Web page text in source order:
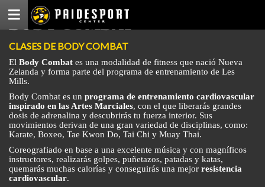
Menú
BODY COMBAT
CLASES DE BODY COMBAT
El Body Combat es una modalidad de fitness que nació Nueva
Zelanda y forma parte del programa de entrenamiento de Les
Mills.
Body Combat es un programa de entrenamiento cardiovascular
inspirado en las Artes Marciales, con el que liberarás grandes
dosis de adrenalina y descubrirás tu fuerza interior. Sus
movimientos derivan de una gran variedad de disciplinas, como:
Karate, Boxeo, Tae Kwon Do, Tai Chi y Muay Thai.
Coreografiado en base a una excelente música y con magníficos
instructores, realizarás golpes, puñetazos, patadas y katas,
quemarás muchas calorías y conseguirás una mejor resistencia
cardiovascular.